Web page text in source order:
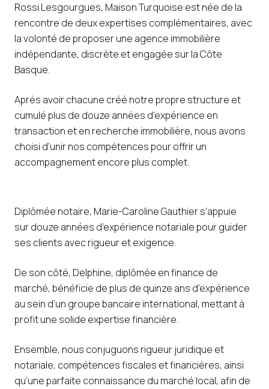
Rossi Lesgourgues, Maison Turquoise est née de la
rencontre de deux expertises complémentaires, avec
la volonté de proposer une agence immobilière
indépendante, discrète et engagée sur la Côte
Basque.
Après avoir chacune créé notre propre structure et
cumulé plus de douze années d’expérience en
transaction et en recherche immobilière, nous avons
choisi d’unir nos compétences pour offrir un
accompagnement encore plus complet.
Diplômée notaire, Marie-Caroline Gauthier s’appuie
sur douze années d’expérience notariale pour guider
ses clients avec rigueur et exigence.
De son côté, Delphine, diplômée en finance de
marché, bénéficie de plus de quinze ans d’expérience
au sein d’un groupe bancaire international, mettant à
profit une solide expertise financière.
Ensemble, nous conjuguons rigueur juridique et
notariale, compétences fiscales et financières, ainsi
qu’une parfaite connaissance du marché local, afin de